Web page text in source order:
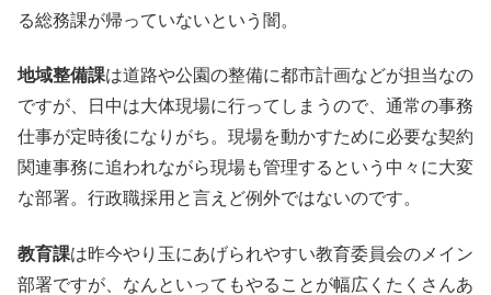
る総務課が帰っていないという闇。
地域整備課は道路や公園の整備に都市計画などが担当なの
ですが、日中は大体現場に行ってしまうので、通常の事務
仕事が定時後になりがち。現場を動かすために必要な契約
関連事務に追われながら現場も管理するという中々に大変
な部署。行政職採用と言えど例外ではないのです。
教育課は昨今やり玉にあげられやすい教育委員会のメイン
部署ですが、なんといってもやることが幅広くたくさんあ